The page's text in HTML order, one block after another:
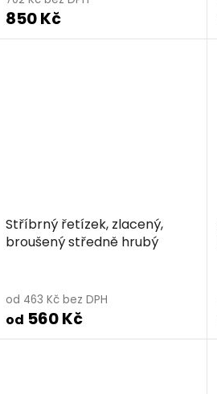
850 Kč
Stříbrný řetízek, zlacený,
broušený středně hrubý
od 463 Kč bez DPH
od 560 Kč